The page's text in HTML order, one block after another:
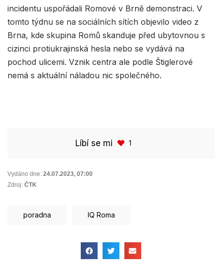
incidentu uspořádali Romové v Brně demonstraci. V
tomto týdnu se na sociálních sítích objevilo video z
Brna, kde skupina Romů skanduje před ubytovnou s
cizinci protiukrajinská hesla nebo se vydává na
pochod ulicemi. Vznik centra ale podle Štiglerové
nemá s aktuální náladou nic společného.
Líbí se mi 1
Vydáno dne: 24.07.2023, 07:00
Zdroj: ČTK
poradna IQ Roma